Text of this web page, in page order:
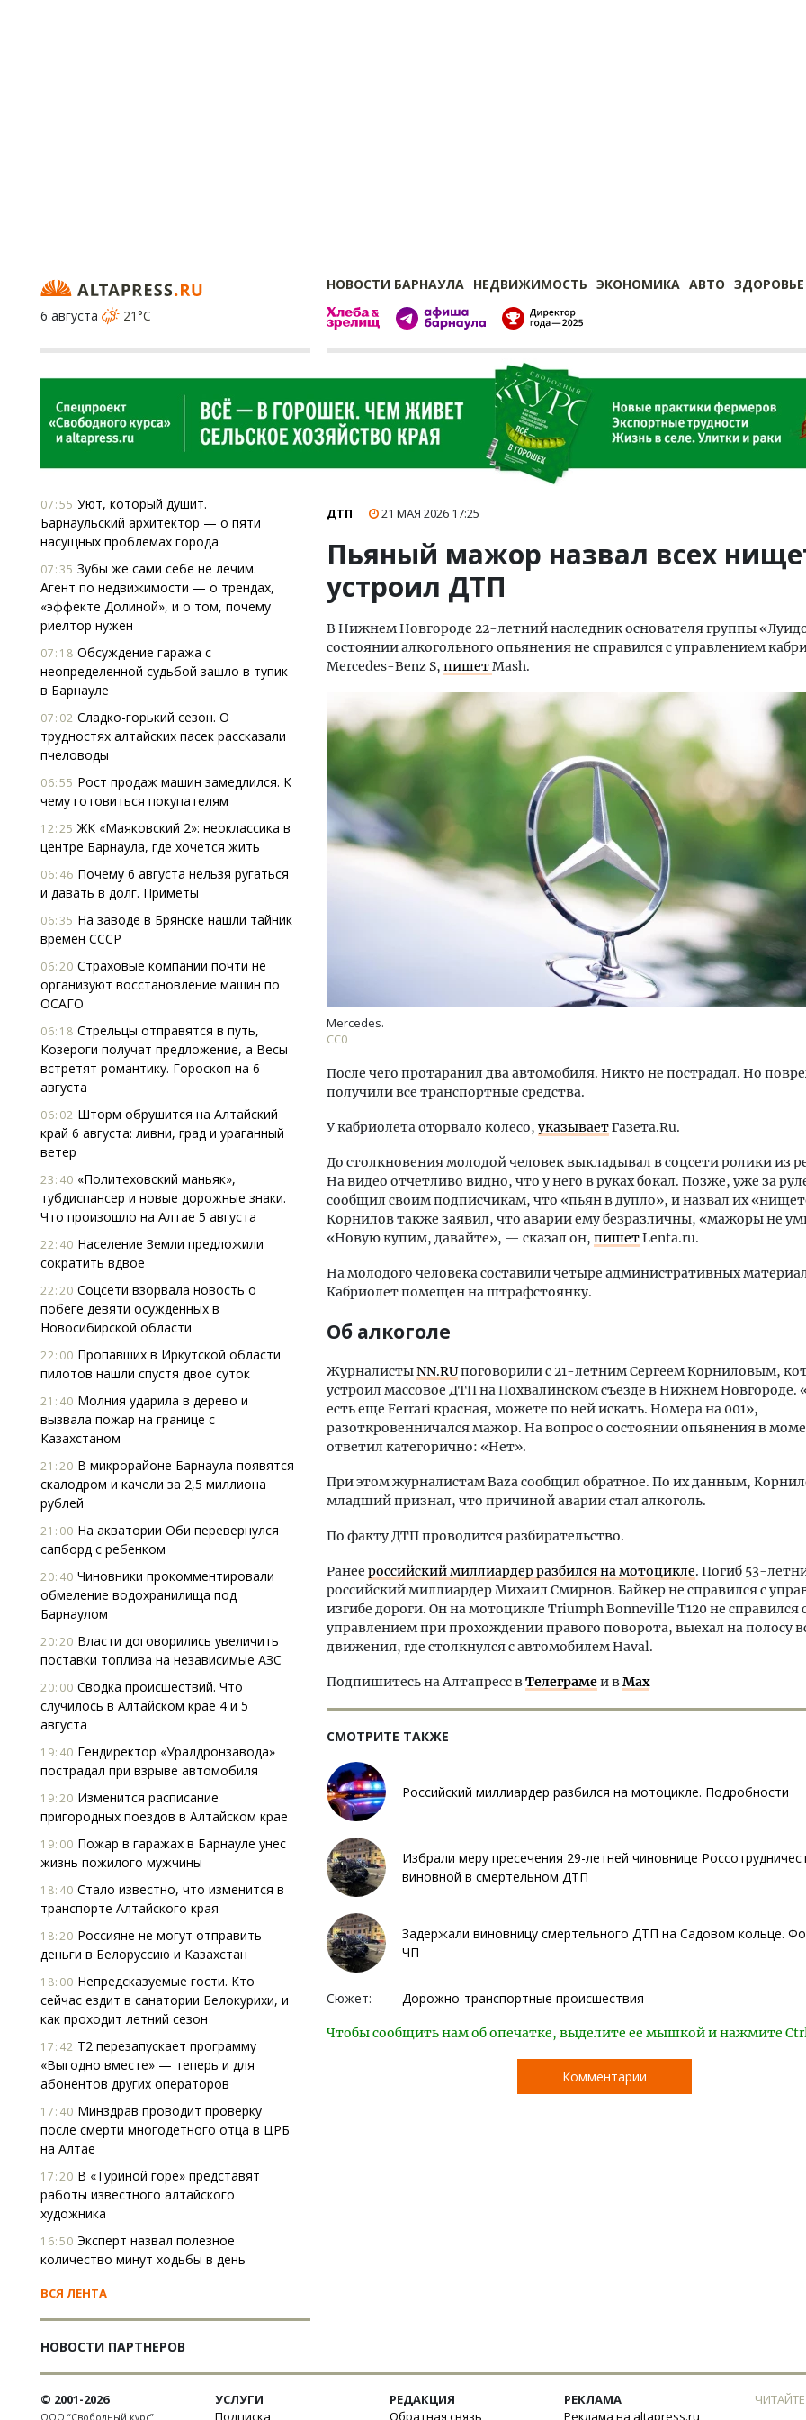
НОВОСТИ БАРНАУЛА НЕДВИЖИМОСТЬ ЭКОНОМИКА АВТО ЗДОРОВЬЕ
6 августа
21°C
07:55 Уют, который душит.
Барнаульский архитектор — о пяти
насущных проблемах города
07:35 Зубы же сами себе не лечим.
Агент по недвижимости — о трендах,
«эффекте Долиной», и о том, почему
риелтор нужен
07:18 Обсуждение гаража с
неопределенной судьбой зашло в тупик
в Барнауле
07:02 Сладко-горький сезон. О
трудностях алтайских пасек рассказали
пчеловоды
06:55 Рост продаж машин замедлился. К
чему готовиться покупателям
12:25 ЖК «Маяковский 2»: неоклассика в
центре Барнаула, где хочется жить
06:46 Почему 6 августа нельзя ругаться
и давать в долг. Приметы
06:35 На заводе в Брянске нашли тайник
времен СССР
06:20 Страховые компании почти не
организуют восстановление машин по
ОСАГО
06:18 Стрельцы отправятся в путь,
Козероги получат предложение, а Весы
встретят романтику. Гороскоп на 6
августа
06:02 Шторм обрушится на Алтайский
край 6 августа: ливни, град и ураганный
ветер
23:40 «Политеховский маньяк»,
тубдиспансер и новые дорожные знаки.
Что произошло на Алтае 5 августа
22:40 Население Земли предложили
сократить вдвое
22:20 Соцсети взорвала новость о
побеге девяти осужденных в
Новосибирской области
22:00 Пропавших в Иркутской области
пилотов нашли спустя двое суток
21:40 Молния ударила в дерево и
вызвала пожар на границе с
Казахстаном
21:20 В микрорайоне Барнаула появятся
скалодром и качели за 2,5 миллиона
рублей
21:00 На акватории Оби перевернулся
сапборд с ребенком
20:40 Чиновники прокомментировали
обмеление водохранилища под
Барнаулом
20:20 Власти договорились увеличить
поставки топлива на независимые АЗС
20:00 Сводка происшествий. Что
случилось в Алтайском крае 4 и 5
августа
19:40 Гендиректор «Уралдронзавода»
пострадал при взрыве автомобиля
19:20 Изменится расписание
пригородных поездов в Алтайском крае
19:00 Пожар в гаражах в Барнауле унес
жизнь пожилого мужчины
18:40 Стало известно, что изменится в
транспорте Алтайского края
18:20 Россияне не могут отправить
деньги в Белоруссию и Казахстан
18:00 Непредсказуемые гости. Кто
сейчас ездит в санатории Белокурихи, и
как проходит летний сезон
17:42 Т2 перезапускает программу
«Выгодно вместе» — теперь и для
абонентов других операторов
17:40 Минздрав проводит проверку
после смерти многодетного отца в ЦРБ
на Алтае
17:20 В «Туриной горе» представят
работы известного алтайского
художника
16:50 Эксперт назвал полезное
количество минут ходьбы в день
ВСЯ ЛЕНТА
НОВОСТИ ПАРТНЕРОВ
ДТП 21 МАЯ 2026 17:25
Пьяный мажор назвал всех
устроил ДТП
В Нижнем Новгороде 22-летний наследник основателя группы
состоянии алкогольного опьянения не справился с управлением
Mercedes-Benz S, пишетMash.
Mercedes.
СС0
После чего протаранил два автомобиля. Никто не пострадал. Но
получили все транспортные средства.
У кабриолета оторвало колесо, указываетГазета.Ru.
До столкновения молодой человек выкладывал в соцсети ролики из
На видео отчетливо видно, что у него в руках бокал. Позже, уже за
сообщил своим подписчикам, что «пьян в дупло», и назвал их
Корнилов также заявил, что аварии ему безразличны, «мажоры не
«Новую купим, давайте», — сказал он, пишетLenta.ru.
На молодого человека составили четыре административных
Кабриолет помещен на штрафстоянку.
Об алкоголе
ЖурналистыNN.RUпоговорили с 21-летним Сергеем Корниловым,
устроил массовое ДТП на Похвалинском съезде в Нижнем Новгороде.
есть еще Ferrari красная, можете по ней искать. Номера на 001»,
разоткровенничался мажор. На вопрос о состоянии опьянения в
ответил категорично: «Нет».
При этом журналистам Baza сообщил обратное. По их данным,
младший признал, что причиной аварии стал алкоголь.
По факту ДТП проводится разбирательство.
Ранее российский миллиардер разбился на мотоцикле. Погиб 53-
российский миллиардер Михаил Смирнов. Байкер не справился с
изгибе дороги. Он на мотоцикле Triumph Bonneville Т120 не справился
управлением при прохождении правого поворота, выехал на полосу
движения, где столкнулся с автомобилем Haval.
Подпишитесь на Алтапресс вТелеграмеи вMax
СМОТРИТЕ ТАКЖЕ
Российский миллиардер разбился на мотоцикле. Подробности
Избрали меру пресечения 29-летней чиновнице
виновной в смертельном ДТП
Задержали виновницу смертельного ДТП на Садовом кольце.
ЧП
Сюжет: Дорожно-транспортные происшествия
Чтобы сообщить нам об опечатке, выделите ее мышкой и нажмите
Комментарии
Тренд-2026: почему бамбуковые
панели меняют правила ремонта
Тихая гавань для
ИЖС Алтайского края
не остановился
© 2001-2026
ООО “Свободный курс”
УСЛУГИ
Подписка
РЕДАКЦИЯ
Обратная связь
РЕКЛАМА
Реклама на altapress.ru